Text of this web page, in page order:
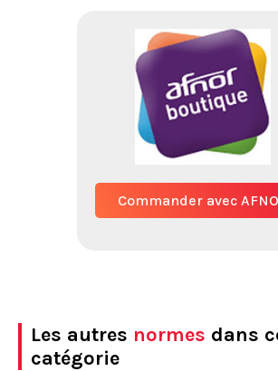
Commander avec
Les autres normes dans
catégorie